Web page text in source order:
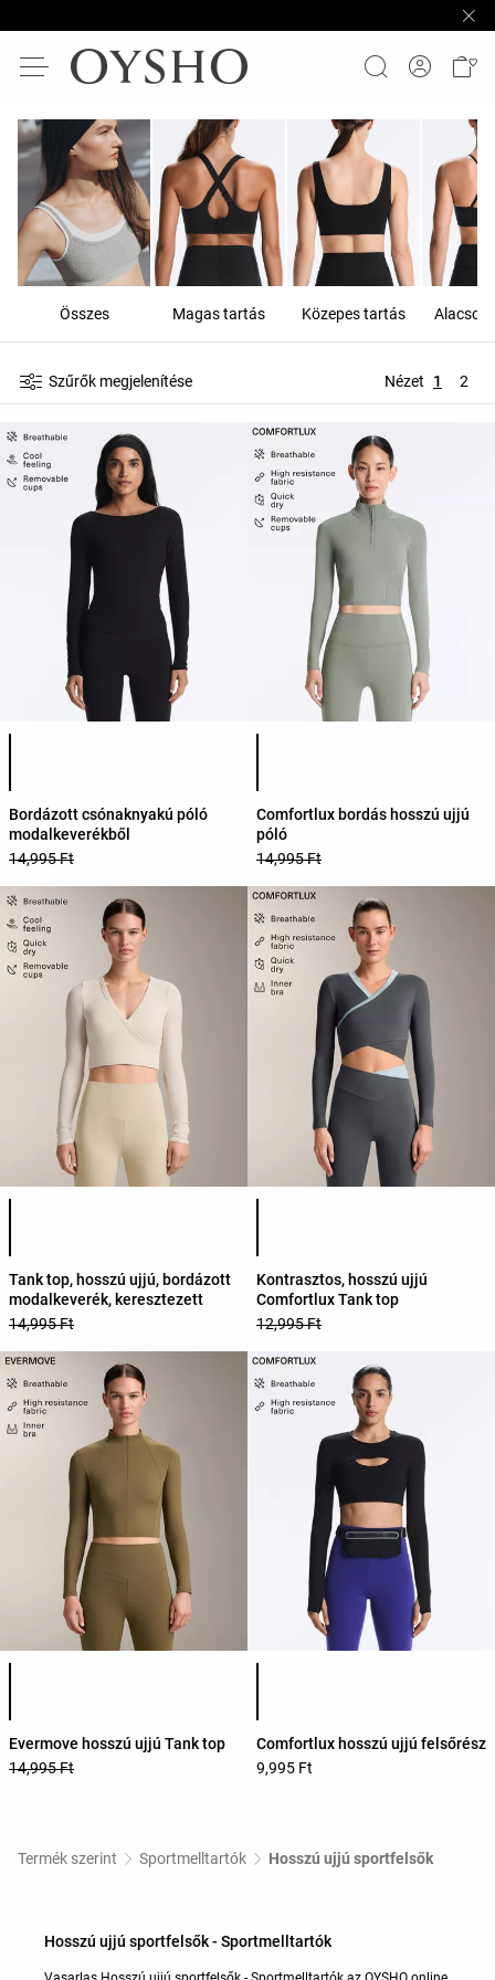
Összes Magas tartás Közepes tartás
Szűrők megjelenítése Nézet 1 2
Bordázott csónaknyakú póló
modalkeverékből
14,995 Ft
Comfortlux bordás hosszú ujjú
póló
14,995 Ft
Termékszínek listája
Tank top, hosszú ujjú, bordázott
modalkeverék, keresztezett
14,995 Ft
Termékszínek listája
Kontrasztos, hosszú ujjú
Comfortlux Tank top
12,995 Ft
Termékszínek listája
Evermove hosszú ujjú Tank top
14,995 Ft
Termékszínek listája
Comfortlux hosszú ujjú felsőrész
9,995 Ft
Termék szerint Sportmelltartók Hosszú ujjú sportfelsők
Hosszú ujjú sportfelsők - Sportmelltartók